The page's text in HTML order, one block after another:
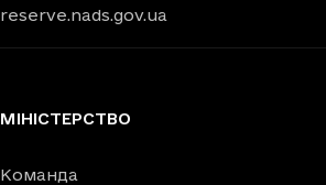
reserve.nads.gov.ua
МІНІСТЕРСТВО
Команда